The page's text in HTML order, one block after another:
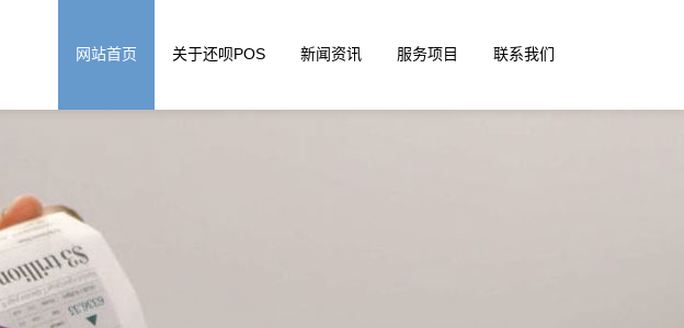
网站首页 关于还呗POS 新闻资讯 服务项目 联系我们